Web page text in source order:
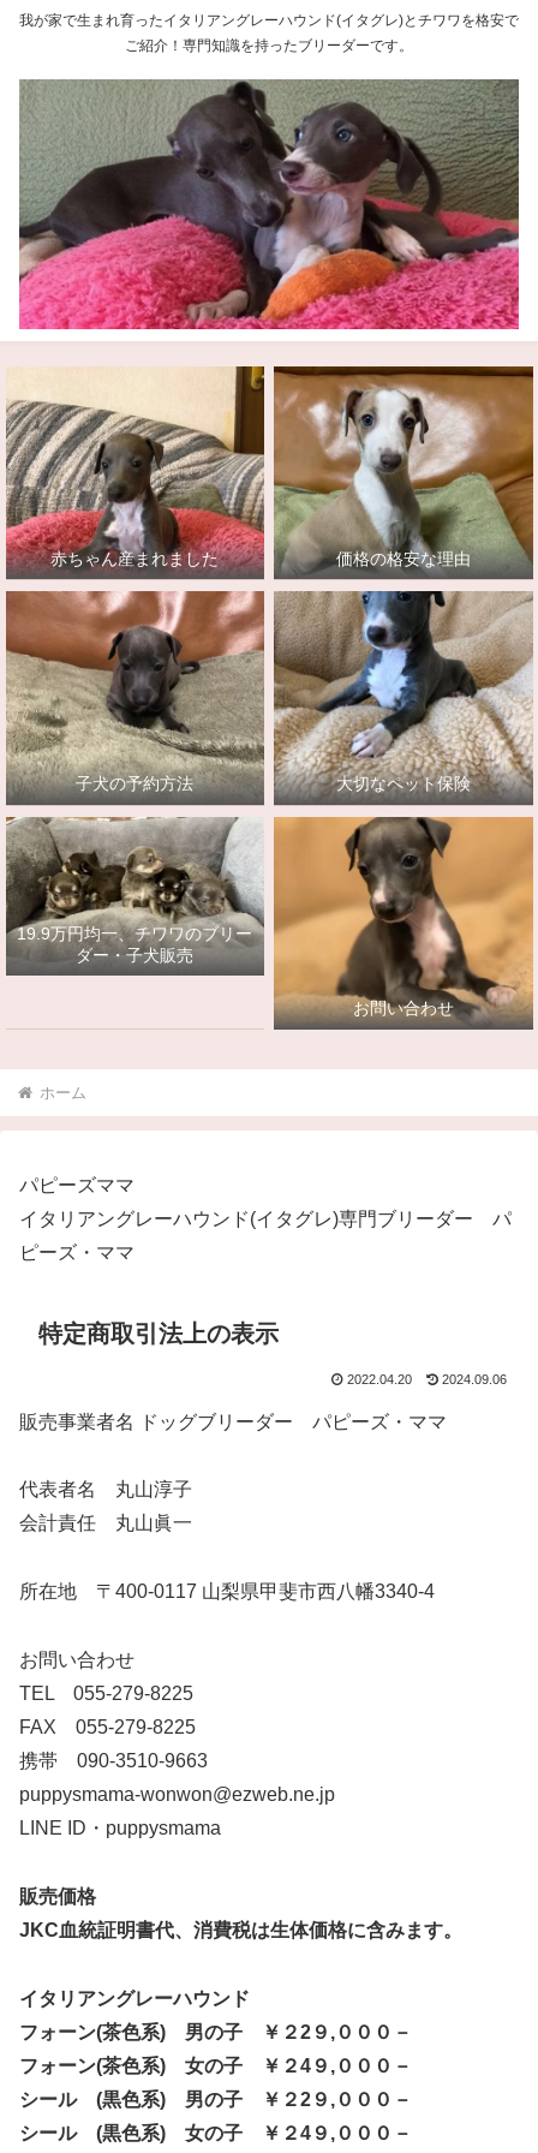
我が家で生まれ育ったイタリアングレーハウンド(イタグレ)とチワワを格安で
ご紹介！専門知識を持ったブリーダーです。
赤ちゃん産まれました 価格の格安な理由
子犬の予約方法 大切なペット保険
19.9万円均一、チワワのブリー
ダー・子犬販売
お問い合わせ
ホーム
パピーズママ
イタリアングレーハウンド(イタグレ)専門ブリーダー パ
ピーズ・ママ
特定商取引法上の表示
2022.04.20 2024.09.06
販売事業者名 ドッグブリーダー パピーズ・ママ
代表者名 丸山淳子
会計責任 丸山眞一
所在地 〒400-0117 山梨県甲斐市西八幡3340-4
お問い合わせ
TEL 055-279-8225
FAX 055-279-8225
携帯 090-3510-9663
puppysmama-wonwon@ezweb.ne.jp
LINE ID・puppysmama
販売価格
JKC血統証明書代、消費税は生体価格に含みます。
イタリアングレーハウンド
フォーン(茶色系) 男の子 ￥２2９,０００－
フォーン(茶色系) 女の子 ￥２4９,０００－
シール (黒色系) 男の子 ￥２2９,０００－
シール (黒色系) 女の子 ￥２4９,０００－